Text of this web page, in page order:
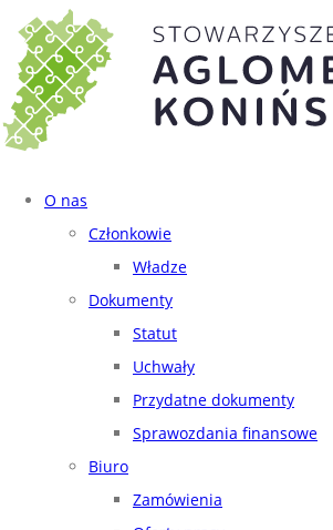
O nas
Członkowie
Władze
Dokumenty
Statut
Uchwały
Przydatne dokumenty
Sprawozdania finansowe
Biuro
Zamówienia